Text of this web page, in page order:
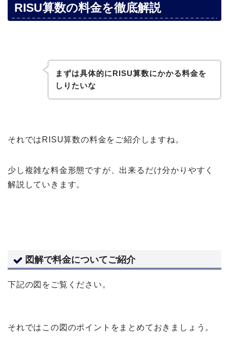
RISU算数の料金を徹底解説
まずは具体的にRISU算数にかかる料金を
しりたいな
それではRISU算数の料金をご紹介しますね。
少し複雑な料金形態ですが、出来るだけ分かりやすく
解説していきます。
図解で料金についてご紹介
下記の図をご覧ください。
それではこの図のポイントをまとめておきましょう。